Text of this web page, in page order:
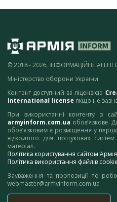
© 2018 - 2026, ІНФОРМАЦІЙНЕ
Міністерство оборони України
Контент доступний за ліцензією
International license якщо не
При використанні контенту з
armyinform.com.ua обов’язкове.
обов’язковим є розміщення у
відкритого для пошукових
матеріал.
Політика користування сайтом
Політика використання файлів cookie
Зауваження та пропозиції по
webmaster@armyinform.com.ua